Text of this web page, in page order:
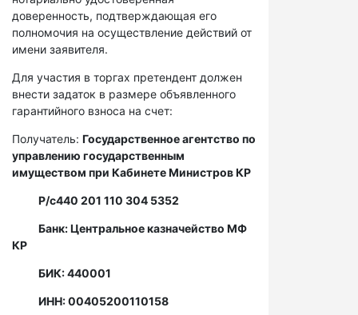
доверенность, подтверждающая его
полномочия на осуществление действий от
имени заявителя.
Для участия в торгах претендент должен
внести задаток в размере объявленного
гарантийного взноса на счет:
Получатель: Государственное агентство по
управлению государственным
имуществом при Кабинете Министров КР
Р/с440 201 110 304 5352
Банк: Центральное казначейство МФ
КР
БИК: 440001
ИНН: 00405200110158